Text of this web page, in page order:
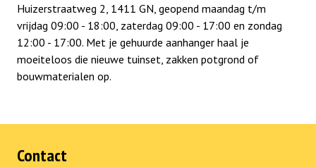
Huizerstraatweg 2, 1411 GN, geopend maandag t/m
vrijdag 09:00 - 18:00, zaterdag 09:00 - 17:00 en zondag
12:00 - 17:00. Met je gehuurde aanhanger haal je
moeiteloos die nieuwe tuinset, zakken potgrond of
bouwmaterialen op.
Contact